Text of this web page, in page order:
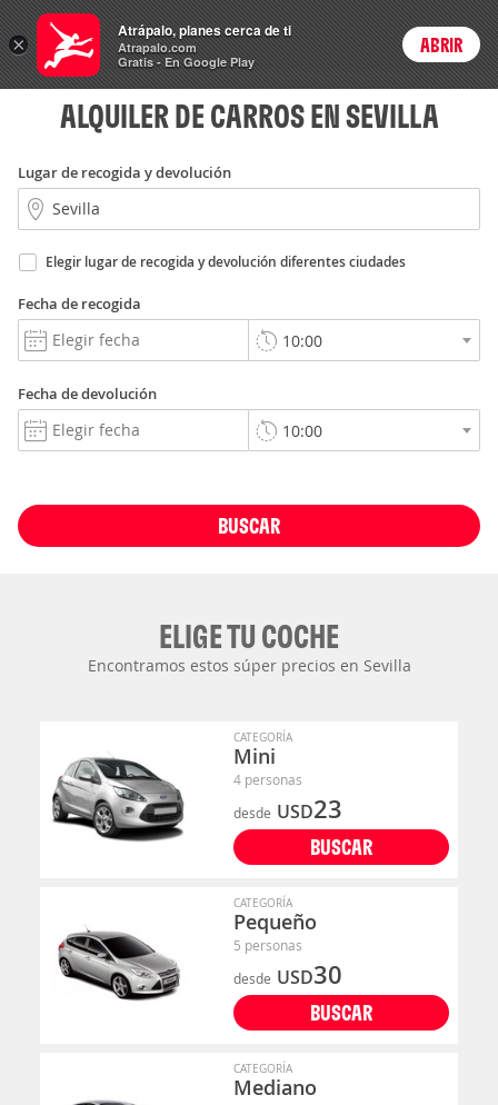
Rent
a Car Login
ALQUILER DE CARROS EN SEVILLA
Lugar de recogida y devolución
Elegir lugar de recogida y devolución diferentes ciudades
Fecha de recogida
Fecha de devolución
BUSCAR
ELIGE TU COCHE
Encontramos estos súper precios en Sevilla
CATEGORÍA
Mini
4 personas
desde USD23
BUSCAR
CATEGORÍA
Pequeño
5 personas
desde USD30
BUSCAR
CATEGORÍA
Mediano
×
Atrápalo, planes cerca de ti
Atrapalo.com
Gratis - En Google Play
ABRIR